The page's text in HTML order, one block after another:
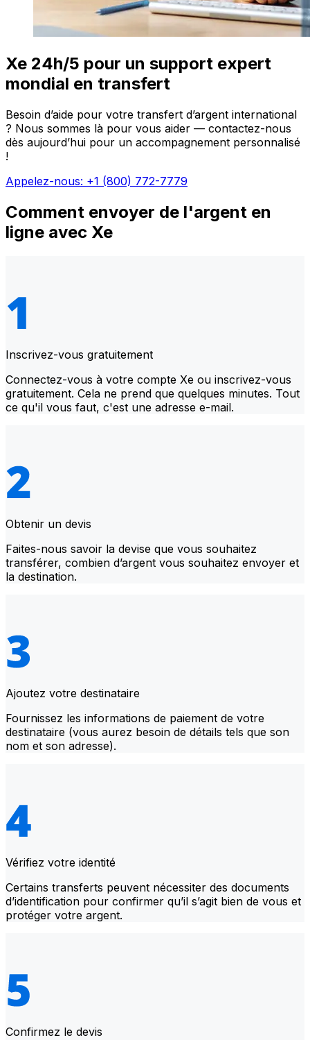
Xe 24h/5 pour un support expert
mondial en transfert
Besoin d’aide pour votre transfert d’argent international
? Nous sommes là pour vous aider — contactez-nous
dès aujourd’hui pour un accompagnement personnalisé
!
Appelez-nous: +1 (800) 772-7779
Comment envoyer de l'argent en
ligne avec Xe
Inscrivez-vous gratuitement
Connectez-vous à votre compte Xe ou inscrivez-vous
gratuitement. Cela ne prend que quelques minutes. Tout
ce qu'il vous faut, c'est une adresse e-mail.
Obtenir un devis
Faites-nous savoir la devise que vous souhaitez
transférer, combien d’argent vous souhaitez envoyer et
la destination.
Ajoutez votre destinataire
Fournissez les informations de paiement de votre
destinataire (vous aurez besoin de détails tels que son
nom et son adresse).
Vérifiez votre identité
Certains transferts peuvent nécessiter des documents
d’identification pour confirmer qu’il s’agit bien de vous et
protéger votre argent.
Confirmez le devis